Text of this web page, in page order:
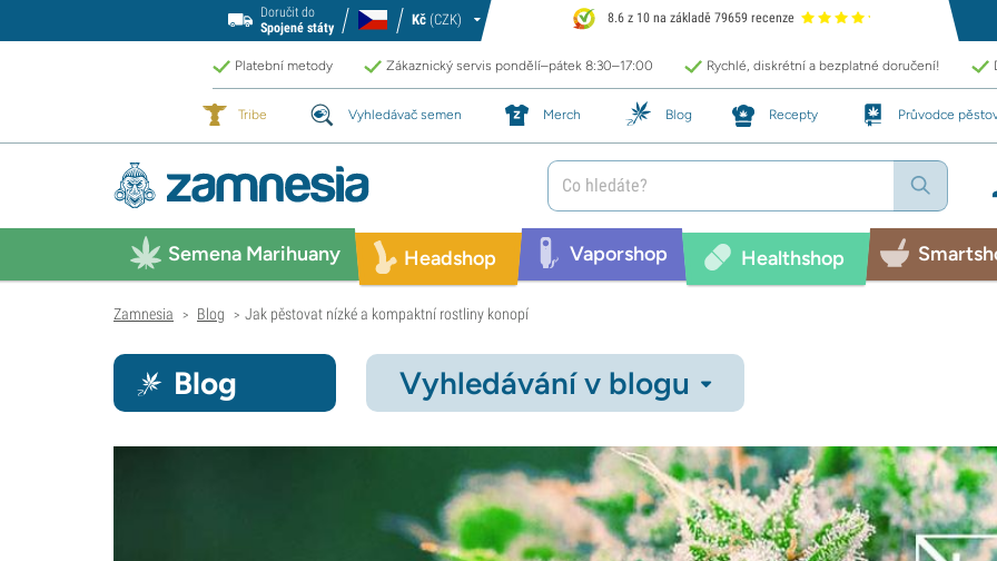
Doručit do
Spojené státy
Kč (CZK) 8.6 z 10 na základě 79659 recenze
Platební metody Zákaznický servis pondělí–pátek 8:30–17:00 Rychlé, diskrétní a bezplatné doručení!
Tribe Vyhledávač semen Merch Blog Recepty Průvodce
Semena Marihuany Headshop Vaporshop Healthshop
Zamnesia > Blog > Jak pěstovat nízké a kompaktní rostliny konopí
Blog Vyhledávání v blogu